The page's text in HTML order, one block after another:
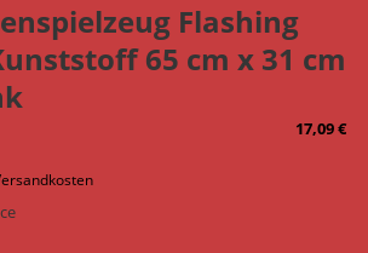
Flashing
65 cm x 31 cm
17,09€